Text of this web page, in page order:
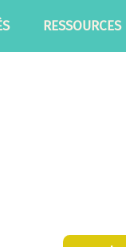
RESSOURCES